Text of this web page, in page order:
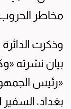
مخاطر
وذكرت
بيان نشرته
«رئيس
بغداد،